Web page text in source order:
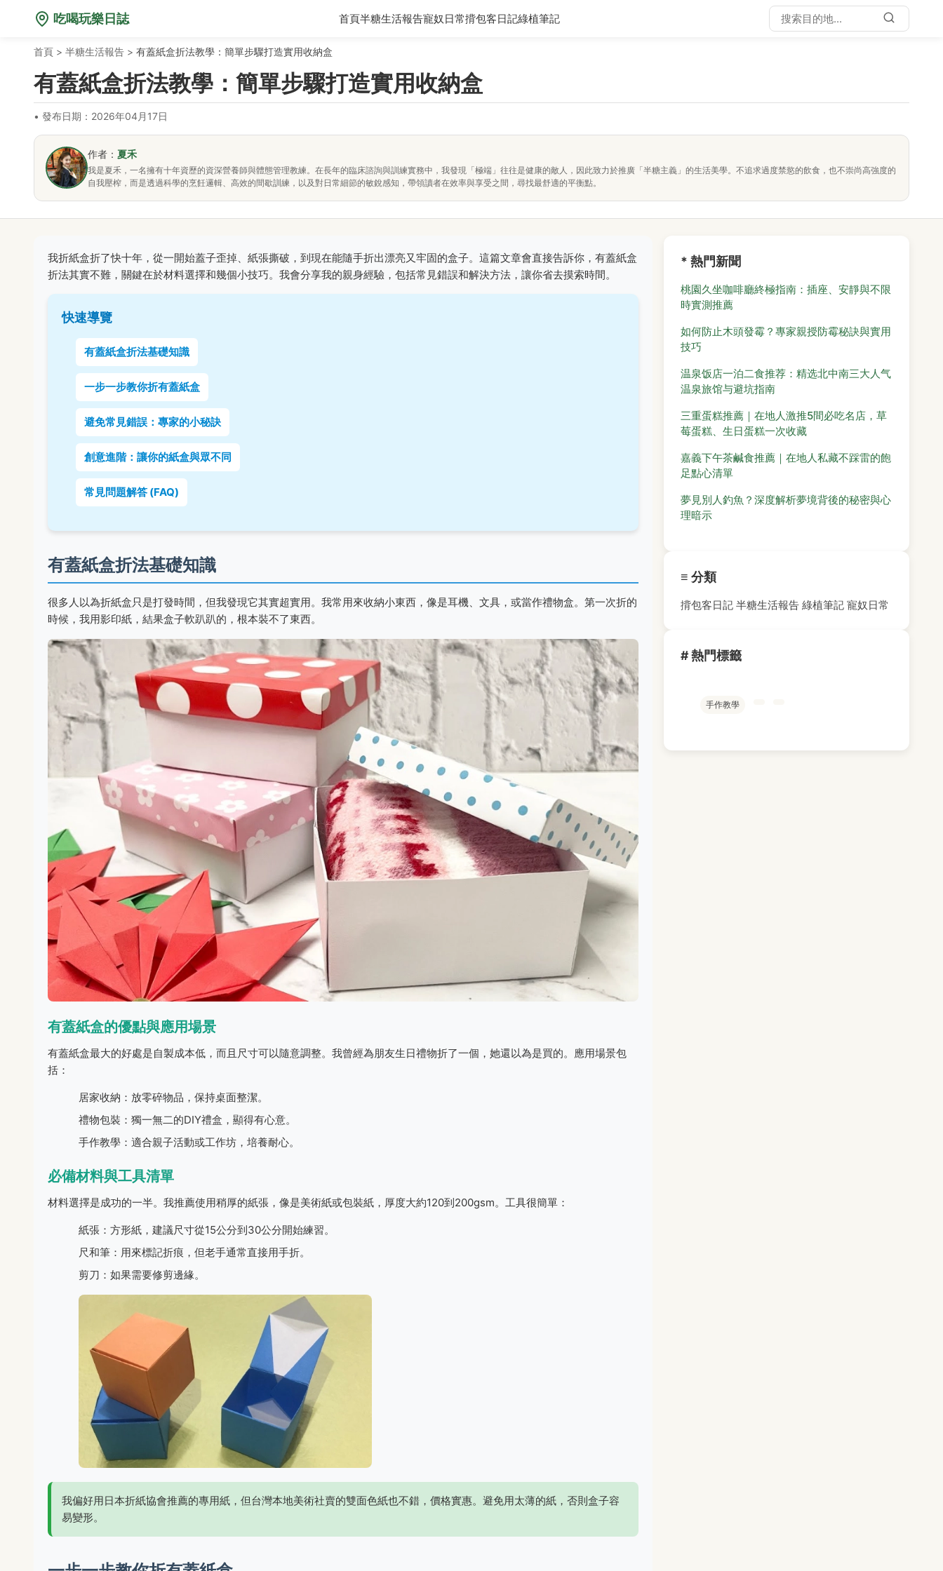
吃喝玩樂日誌 首頁半糖生活報告寵奴日常揹包客日記綠植筆記
首頁 > 半糖生活報告 > 有蓋紙盒折法教學：簡單步驟打造實用收納盒
有蓋紙盒折法教學：簡單步驟打造實用收納盒
• 發布日期：2026年04月17日
作者： 夏禾
我是夏禾，一名擁有十年資歷的資深營養師與體態管理教練。在長年的臨床諮詢與訓練實務中，我發現「極端」往往是健康的敵人，因此致力於推廣「半糖主義」的生活美學。不追求過度禁慾的飲食，也不崇尚高強度的
自我壓榨，而是透過科學的烹飪邏輯、高效的間歇訓練，以及對日常細節的敏銳感知，帶領讀者在效率與享受之間，尋找最舒適的平衡點。
我折紙盒折了快十年，從一開始蓋子歪掉、紙張撕破，到現在能隨手折出漂亮又牢固的盒子。這篇文章會直接告訴你，有蓋紙盒
折法其實不難，關鍵在於材料選擇和幾個小技巧。我會分享我的親身經驗，包括常見錯誤和解決方法，讓你省去摸索時間。
快速導覽
有蓋紙盒折法基礎知識
一步一步教你折有蓋紙盒
避免常見錯誤：專家的小秘訣
創意進階：讓你的紙盒與眾不同
常見問題解答 (FAQ)
有蓋紙盒折法基礎知識
很多人以為折紙盒只是打發時間，但我發現它其實超實用。我常用來收納小東西，像是耳機、文具，或當作禮物盒。第一次折的
時候，我用影印紙，結果盒子軟趴趴的，根本裝不了東西。
有蓋紙盒的優點與應用場景
有蓋紙盒最大的好處是自製成本低，而且尺寸可以隨意調整。我曾經為朋友生日禮物折了一個，她還以為是買的。應用場景包
括：
居家收納：放零碎物品，保持桌面整潔。
禮物包裝：獨一無二的DIY禮盒，顯得有心意。
手作教學：適合親子活動或工作坊，培養耐心。
必備材料與工具清單
材料選擇是成功的一半。我推薦使用稍厚的紙張，像是美術紙或包裝紙，厚度大約120到200gsm。工具很簡單：
紙張：方形紙，建議尺寸從15公分到30公分開始練習。
尺和筆：用來標記折痕，但老手通常直接用手折。
剪刀：如果需要修剪邊緣。
我偏好用日本折紙協會推薦的專用紙，但台灣本地美術社賣的雙面色紙也不錯，價格實惠。避免用太薄的紙，否則盒子容
易變形。
* 熱門新聞
桃園久坐咖啡廳終極指南：插座、安靜與不限
時實測推薦
如何防止木頭發霉？專家親授防霉秘訣與實用
技巧
温泉饭店一泊二食推荐：精选北中南三大人气
温泉旅馆与避坑指南
三重蛋糕推薦｜在地人激推5間必吃名店，草
莓蛋糕、生日蛋糕一次收藏
嘉義下午茶鹹食推薦｜在地人私藏不踩雷的飽
足點心清單
夢見別人釣魚？深度解析夢境背後的秘密與心
理暗示
≡ 分類
揹包客日記 半糖生活報告 綠植筆記 寵奴日常
# 熱門標籤
手作教學